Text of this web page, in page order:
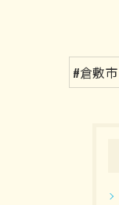
#倉敷市